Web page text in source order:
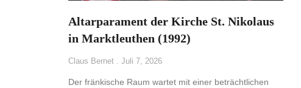
Altarparament der Kirche St. Nikolaus
in Marktleuthen (1992)
Claus Bernet Juli 7, 2026
Der fränkische Raum wartet mit einer beträchtlichen